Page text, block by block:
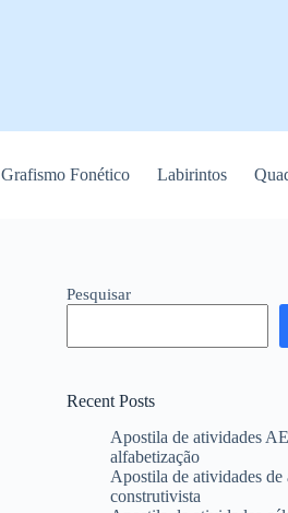
Grafismo Fonético Labirintos
Pesquisar
Recent Posts
Apostila de atividades
alfabetização
Apostila de atividades de
construtivista